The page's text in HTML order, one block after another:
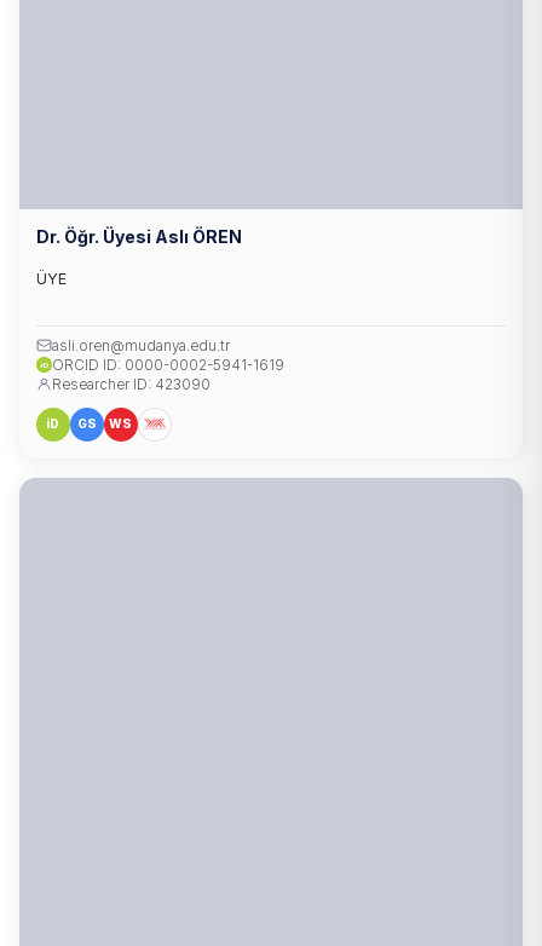
Dr. Öğr. Üyesi Aslı ÖREN
ÜYE
asli.oren@mudanya.edu.tr
iD ORCID ID: 0000-0002-5941-1619
Researcher ID: 423090
iD GS WS